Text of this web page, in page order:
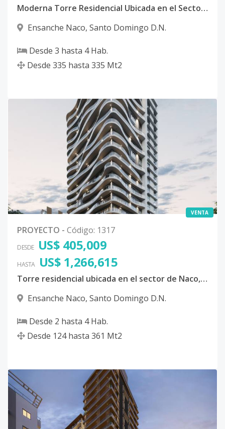
Moderna Torre Residencial Ubicada en el Sector Naco, Distrito Nacional
Ensanche Naco, Santo Domingo D.N.
Desde 3 hasta 4Hab.
Desde 335 hasta 335 Mt2
VENTA
PROYECTO - Código: 1317
DESDE US$ 405,009
HASTA US$ 1,266,615
Torre residencial ubicada en el sector de Naco, Distrito Nacional.
Ensanche Naco, Santo Domingo D.N.
Desde 2 hasta 4Hab.
Desde 124 hasta 361 Mt2